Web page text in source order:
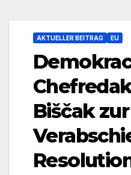
AKTUELLER BEITRAG EU
Biščak zur